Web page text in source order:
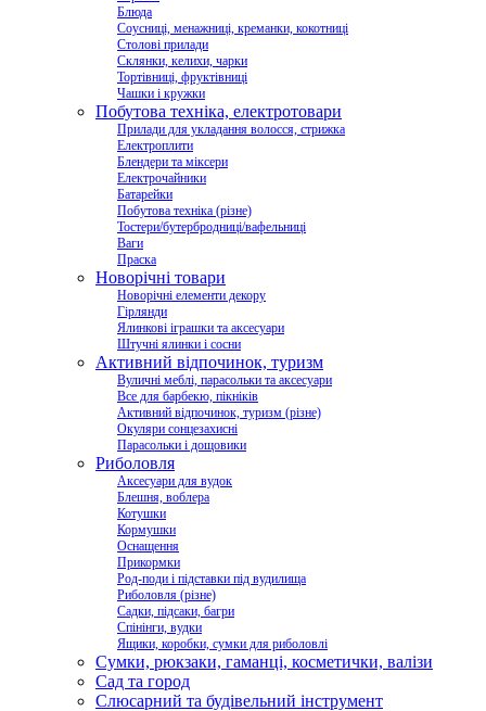
Блюда
Соусниці, менажниці, креманки, кокотниці
Столові прилади
Склянки, келихи, чарки
Тортівниці, фруктівниці
Чашки і кружки
Побутова техніка, електротовари
Прилади для укладання волосся, стрижка
Електроплити
Блендери та міксери
Електрочайники
Батарейки
Побутова техніка (різне)
Тостери/бутербродниці/вафельниці
Ваги
Праска
Новорічні товари
Новорічні елементи декору
Гірлянди
Ялинкові іграшки та аксесуари
Штучні ялинки і сосни
Активний відпочинок, туризм
Вуличні меблі, парасольки та аксесуари
Все для барбекю, пікніків
Активний відпочинок, туризм (різне)
Окуляри сонцезахисні
Парасольки і дощовики
Риболовля
Аксесуари для вудок
Блешня, воблера
Котушки
Кормушки
Оснащення
Прикормки
Род-поди і підставки під вудилища
Риболовля (різне)
Садки, підсаки, багри
Спінінги, вудки
Ящики, коробки, сумки для риболовлі
Сумки, рюкзаки, гаманці, косметички, валізи
Сад та город
Слюсарний та будівельний інструмент